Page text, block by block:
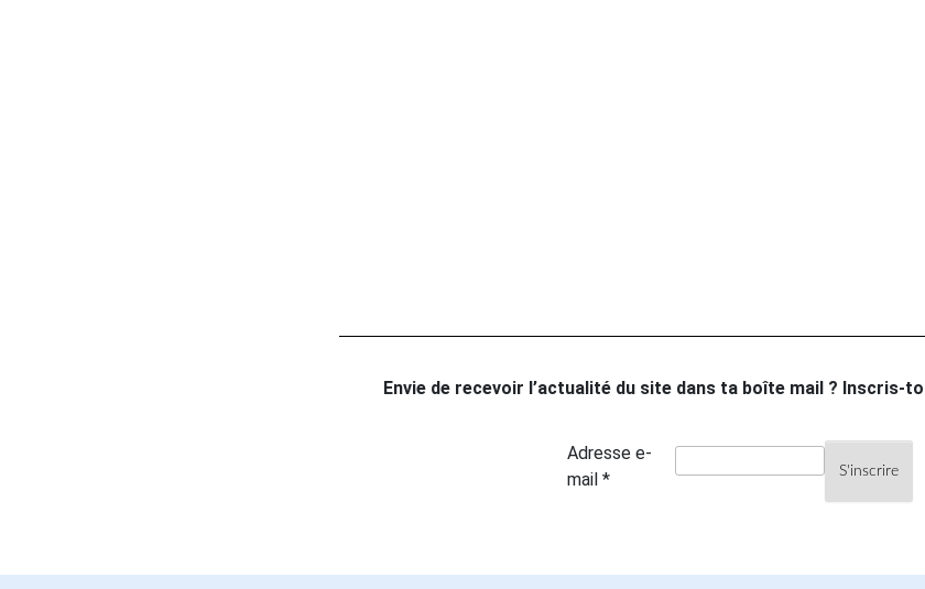
Envie de recevoir l’actualité du site dans ta boîte mail ? Inscris-
Adresse e-
mail *